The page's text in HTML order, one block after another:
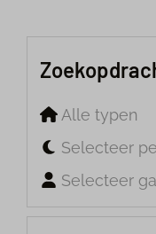
Alle typen
Selecteer
Selecteer